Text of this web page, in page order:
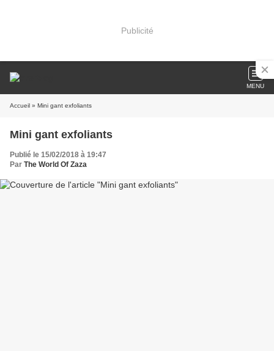
Publicité
MENU
Accueil » Mini gant exfoliants
Mini gant exfoliants
Publié le 15/02/2018 à 19:47
Par The World Of Zaza